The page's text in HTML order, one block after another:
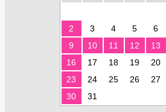
2
3 4 5 6
9
10 11 12 13
16
17 18 19 20
23
24 25 26 27
30
31